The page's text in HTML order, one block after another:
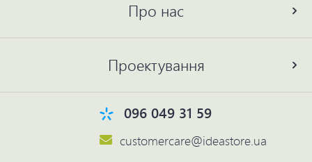
Про нас
Проектування
096 049 31 59
customercare@ideastore.ua